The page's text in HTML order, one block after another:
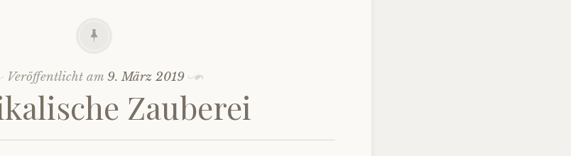
Veröffentlicht am 9. März 2019
Zauberei